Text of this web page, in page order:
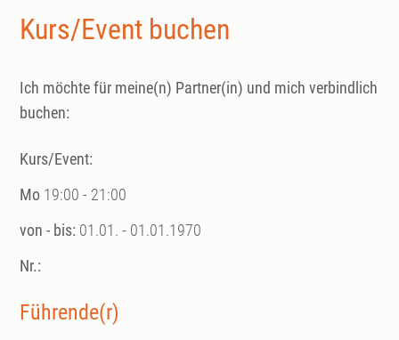
Kurs/Event buchen
Ich möchte für meine(n) Partner(in) und mich verbindlich
buchen:
Kurs/Event:
Mo 19:00 - 21:00
von - bis: 01.01. - 01.01.1970
Nr.:
Führende(r)